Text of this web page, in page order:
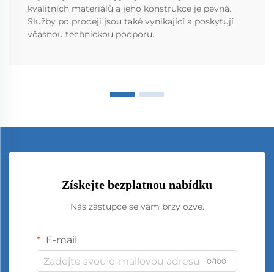
kvalitních materiálů a jeho konstrukce je pevná.
Služby po prodeji jsou také vynikající a poskytují
včasnou technickou podporu.
Získejte bezplatnou nabídku
Náš zástupce se vám brzy ozve.
E-mail
0/100